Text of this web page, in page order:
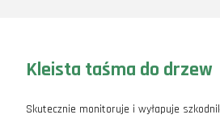
Kleista taśma do drzew
Skutecznie monitoruje i wyłapuje